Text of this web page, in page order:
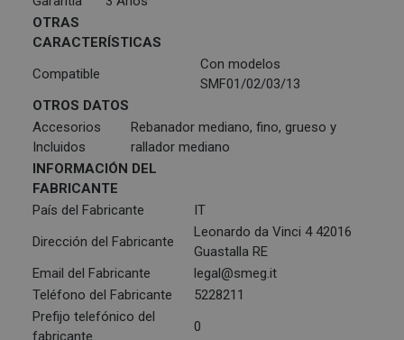
OTRAS
CARACTERÍSTICAS
Compatible
Con modelos
SMF01/02/03/13
OTROS DATOS
Accesorios
Incluidos
Rebanador mediano, fino, grueso y
rallador mediano
INFORMACIÓN DEL
FABRICANTE
País del Fabricante
IT
Dirección del Fabricante
Leonardo da Vinci 4 42016
Guastalla RE
Email del Fabricante
legal@smeg.it
Teléfono del Fabricante
5228211
Prefijo telefónico del
fabricante
0